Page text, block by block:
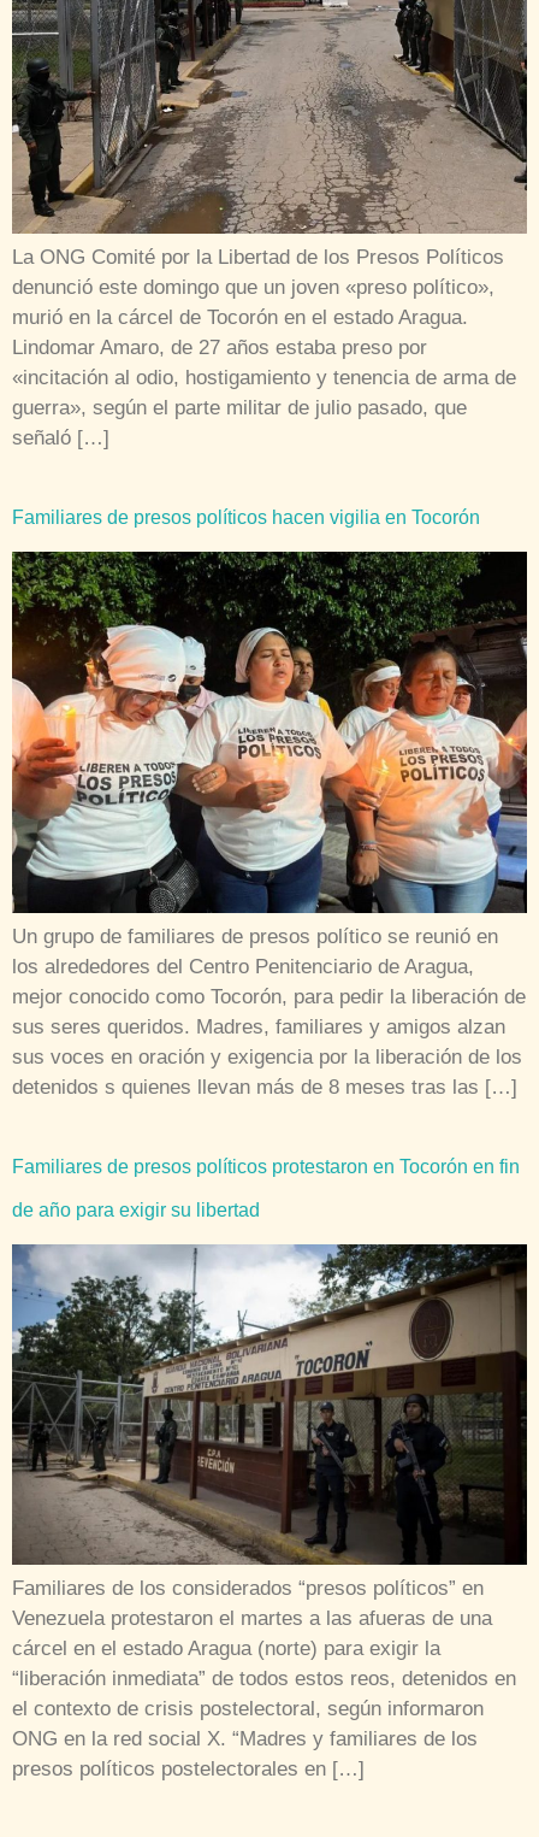
La ONG Comité por la Libertad de los Presos Políticos
denunció este domingo que un joven «preso político»,
murió en la cárcel de Tocorón en el estado Aragua.
Lindomar Amaro, de 27 años estaba preso por
«incitación al odio, hostigamiento y tenencia de arma de
guerra», según el parte militar de julio pasado, que
señaló […]
Familiares de presos políticos hacen vigilia en Tocorón
Un grupo de familiares de presos político se reunió en
los alrededores del Centro Penitenciario de Aragua,
mejor conocido como Tocorón, para pedir la liberación de
sus seres queridos. Madres, familiares y amigos alzan
sus voces en oración y exigencia por la liberación de los
detenidos s quienes llevan más de 8 meses tras las […]
Familiares de presos políticos protestaron en Tocorón en fin
de año para exigir su libertad
Familiares de los considerados “presos políticos” en
Venezuela protestaron el martes a las afueras de una
cárcel en el estado Aragua (norte) para exigir la
“liberación inmediata” de todos estos reos, detenidos en
el contexto de crisis postelectoral, según informaron
ONG en la red social X. “Madres y familiares de los
presos políticos postelectorales en […]